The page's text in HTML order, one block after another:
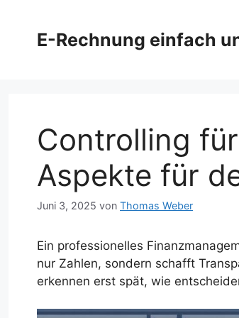
springenE-Rechnung einfach
Controlling
Aspekte für
Juni 3, 2025 von Thomas Weber
Ein professionelles
nur Zahlen, sondern schafft
erkennen erst spät, wie